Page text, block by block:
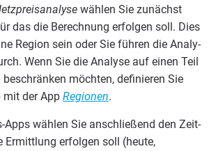
wäh­len Sie zunächst
das die Berech­nung erfol­gen soll. Dies
Regi­on sein oder Sie füh­ren die Ana­ly­
Wenn Sie die Ana­ly­se auf einen Teil
möch­ten, defi­nie­ren Sie
mit der App Regio­nen.
Apps wäh­len Sie anschlie­ßend den Zeit­
Ermitt­lung erfol­gen soll (heu­te,